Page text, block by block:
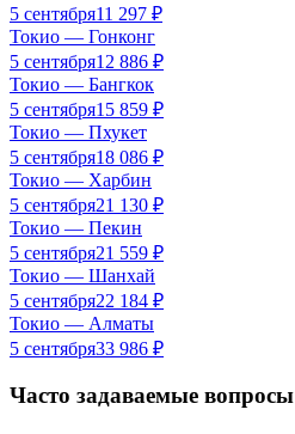
5 сентября11 297 ₽
Токио — Гонконг
5 сентября12 886 ₽
Токио — Бангкок
5 сентября15 859 ₽
Токио — Пхукет
5 сентября18 086 ₽
Токио — Харбин
5 сентября21 130 ₽
Токио — Пекин
5 сентября21 559 ₽
Токио — Шанхай
5 сентября22 184 ₽
Токио — Алматы
5 сентября33 986 ₽
Часто задаваемые вопросы